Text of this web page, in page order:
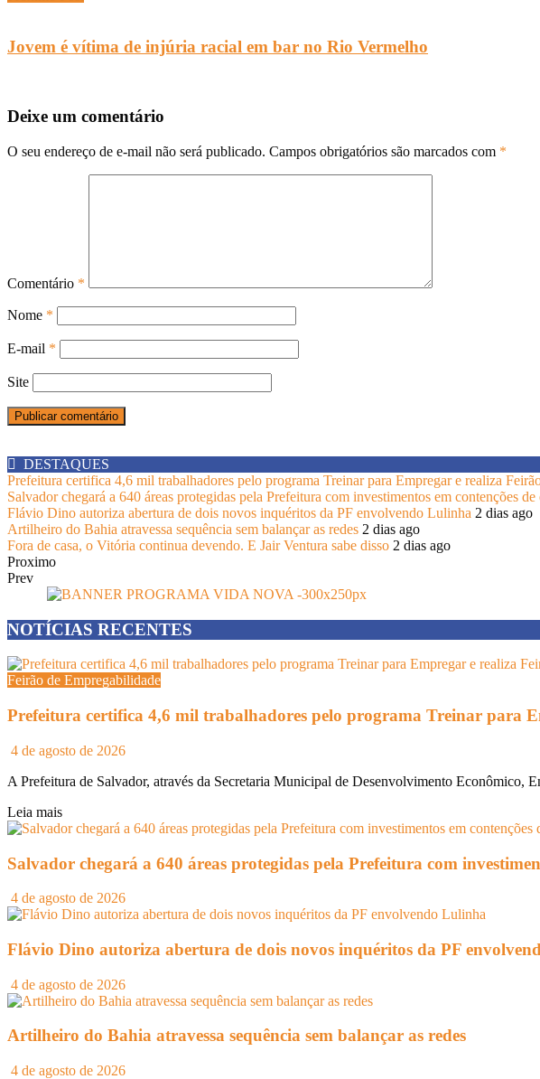
Jovem é vítima de injúria racial em bar no Rio Vermelho
Deixe um comentário
O seu endereço de e-mail não será publicado. Campos obrigatórios são marcados com *
Comentário *
Nome *
E-mail *
Site
DESTAQUES
Prefeitura certifica 4,6 mil trabalhadores pelo programa Treinar para Empregar e realiza
Salvador chegará a 640 áreas protegidas pela Prefeitura com investimentos em contenções
Flávio Dino autoriza abertura de dois novos inquéritos da PF envolvendo Lulinha 2 dias ago
Artilheiro do Bahia atravessa sequência sem balançar as redes 2 dias ago
Fora de casa, o Vitória continua devendo. E Jair Ventura sabe disso 2 dias ago
Proximo
Prev
NOTÍCIAS RECENTES
Feirão de Empregabilidade
Prefeitura certifica 4,6 mil trabalhadores pelo programa Treinar para
4 de agosto de 2026
A Prefeitura de Salvador, através da Secretaria Municipal de Desenvolvimento Econômico,
Leia mais
Salvador chegará a 640 áreas protegidas pela Prefeitura com
4 de agosto de 2026
Flávio Dino autoriza abertura de dois novos inquéritos da PF
4 de agosto de 2026
Artilheiro do Bahia atravessa sequência sem balançar as redes
4 de agosto de 2026